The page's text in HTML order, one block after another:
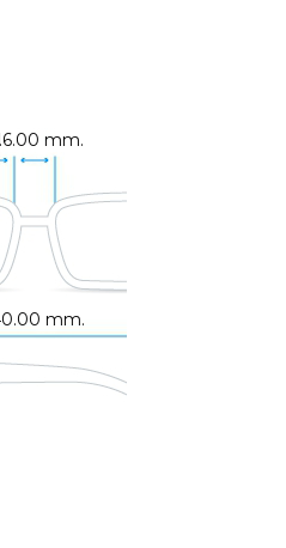
mm.
mm.